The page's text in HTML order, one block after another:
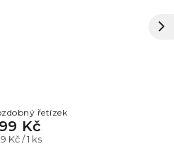
řetízek
Kč
Kč / 1 ks